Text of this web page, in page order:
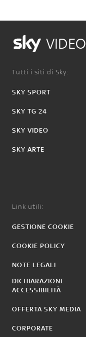
VIDEO
Tutti i siti di Sky:
SKY SPORT
SKY TG 24
SKY VIDEO
SKY ARTE
Link utili:
GESTIONE COOKIE
COOKIE POLICY
NOTE LEGALI
DICHIARAZIONE
ACCESSIBILITÀ
OFFERTA SKY MEDIA
CORPORATE